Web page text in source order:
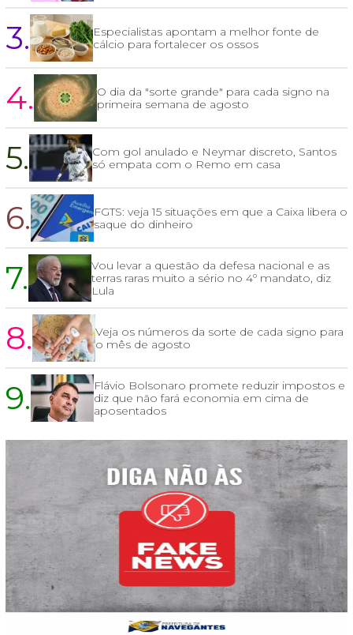
3.
Especialistas apontam a melhor fonte de
cálcio para fortalecer os ossos
4.
O dia da "sorte grande" para cada signo na
primeira semana de agosto
5.
Com gol anulado e Neymar discreto, Santos
só empata com o Remo em casa
6.
FGTS: veja 15 situações em que a Caixa libera o
saque do dinheiro
7.
Vou levar a questão da defesa nacional e as
terras raras muito a sério no 4º mandato, diz
Lula
8.
Veja os números da sorte de cada signo para
o mês de agosto
9.
Flávio Bolsonaro promete reduzir impostos e
diz que não fará economia em cima de
aposentados